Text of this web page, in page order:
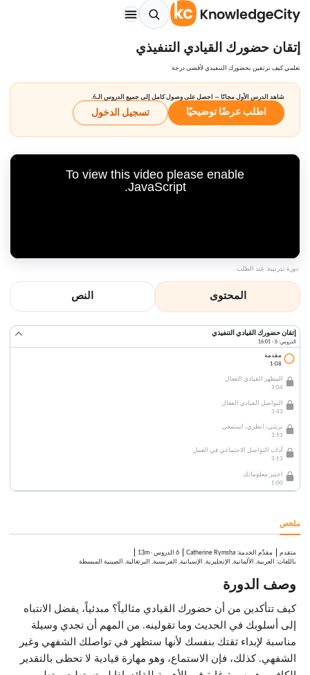
إتقان حضورك القيادي التنفيذي
تعلمي كيف ترتقين بحضورك التنفيذي لأقصى درجة
شاهد الدرس الأول مجانًا — احصل على وصول كامل إلى جميع الدروس الـ6.
اطلب عرضًا توضيحيًا تسجيل الدخول
To view this video please enable
JavaScript.
دورة تدريبية: عند الطلب
المحتوى النص
إتقان حضورك القيادي التنفيذي
الدروس: 6 · 16:01
مقدمة
1:08
المظهر القيادي الفعال
3:04
التواصل القيادي الفعال
3:43
تريثي، انظري، استمعي
3:53
آداب التواصل الاجتماعي في العمل
3:13
اختبر معلوماتك
1:00
ملخص
متقدم مقدِّم الخدمة:
Catherine Rymsha 6 الدروس ·
13m
باللغات: العربية, الألمانية, الإنجليزية, الإسبانية, الفرنسية, البرتغالية, الصينية المبسطة
وصف الدورة
كيف تتأكدين من أن حضورك القيادي مثالياً؟ مبدئياً، يفضل الانتباه
إلى أسلوبك في الحديث وما تقولينه. من المهم أن تجدي وسيلة
مناسبة لإبداء ثقتك بنفسك لأنها ستظهر في تواصلك الشفهي وغير
الشفهي. كذلك، فإن الاستماع، وهو مهارة قيادية لا تحظى بالتقدير